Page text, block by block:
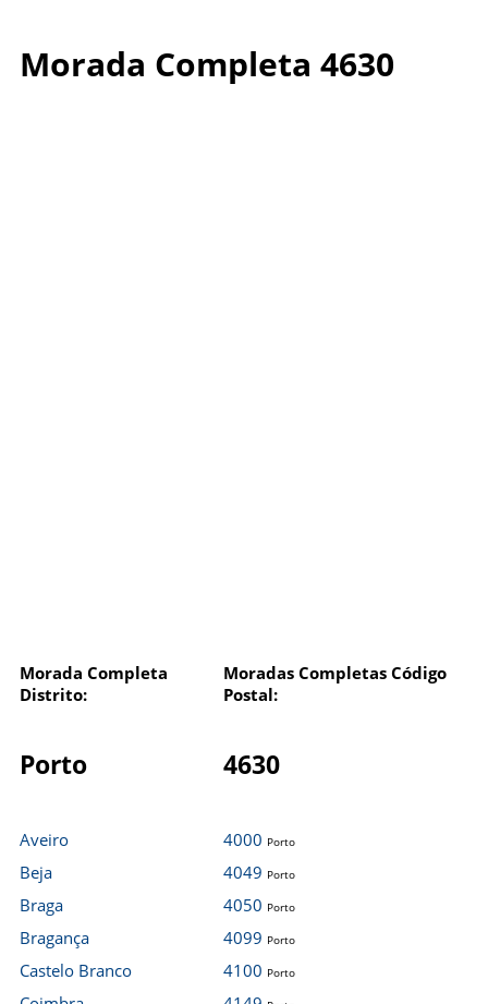
Morada Completa 4630
Morada Completa
Distrito:
Moradas Completas Código
Postal:
Porto 4630
Aveiro
Beja
Braga
Bragança
Castelo Branco
4000 Porto
4049 Porto
4050 Porto
4099 Porto
4100 Porto